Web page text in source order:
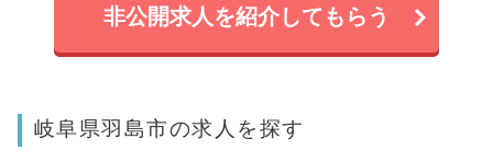
非公開求人を紹介してもらう
岐阜県羽島市の求人を探す